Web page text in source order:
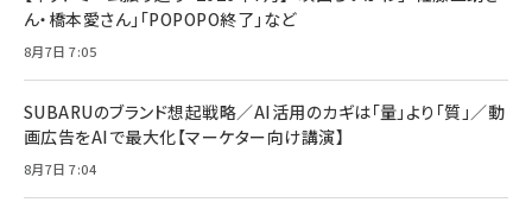
ん・橋本愛さん」「POPOPO終了」など
8月7日 7:05
SUBARUのブランド想起戦略／AI活用のカギは「量」より「質」／動
画広告をAIで最大化【マーケター向け講演】
8月7日 7:04